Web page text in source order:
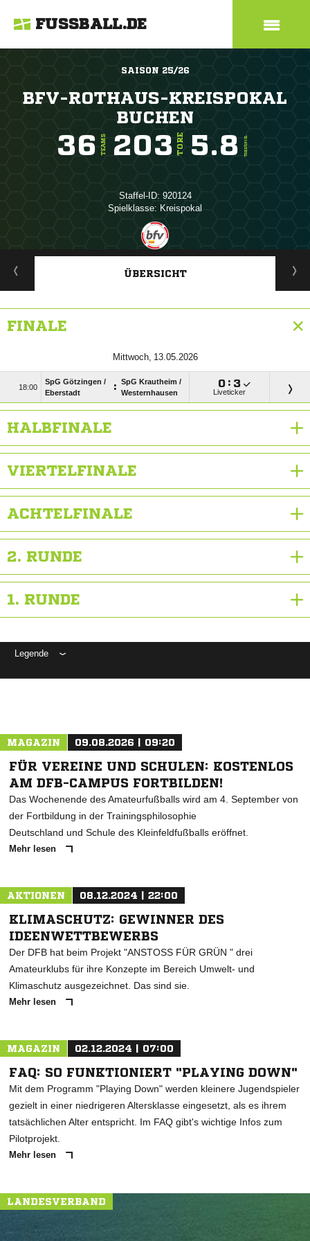
FUSSBALL.DE
SAISON 25/26
BFV-ROTHAUS-KREISPOKAL
BUCHEN
36 TEAMS 203 TORE 5.8 TORE/SPIEL
Staffel-ID: 920124
Spielklasse: Kreispokal
ANZEIGE
ÜBERSICHT
FINALE
 

SpG Götzingen /​
Eberstadt
: SpG Krautheim /​
Westernhausen
 : 
Liveticker
HALBFINALE
VIERTELFINALE
ACHTELFINALE
2. RUNDE
1. RUNDE
Legende
MAGAZIN 09.08.2026 | 09:20
FÜR VEREINE UND SCHULEN: KOSTENLOS
AM DFB-CAMPUS FORTBILDEN!
Das Wochenende des Amateurfußballs wird am 4. September von
der Fortbildung in der Trainingsphilosophie
Deutschland und Schule des Kleinfeldfußballs eröffnet.
Mehr lesen
AKTIONEN 08.12.2024 | 22:00
KLIMASCHUTZ: GEWINNER DES
IDEENWETTBEWERBS
Der DFB hat beim Projekt "ANSTOSS FÜR GRÜN " drei
Amateurklubs für ihre Konzepte im Bereich Umwelt- und
Klimaschutz ausgezeichnet. Das sind sie.
Mehr lesen
MAGAZIN 02.12.2024 | 07:00
FAQ: SO FUNKTIONIERT "PLAYING DOWN"
Mit dem Programm "Playing Down" werden kleinere Jugendspieler
gezielt in einer niedrigeren Altersklasse eingesetzt, als es ihrem
tatsächlichen Alter entspricht. Im FAQ gibt's wichtige Infos zum
Pilotprojekt.
Mehr lesen
LANDESVERBAND